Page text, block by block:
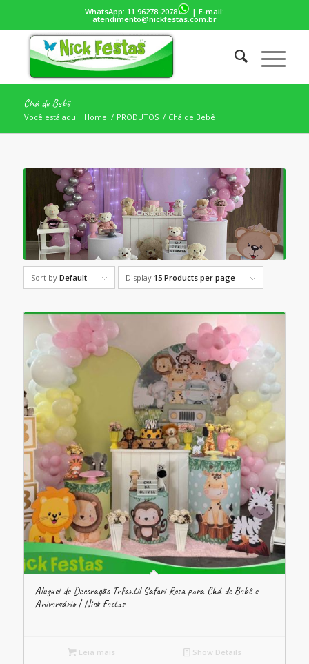
WhatsApp: 11 96278-2078 | E-mail:
atendimento@nickfestas.com.br
Chá de Bebê
Você está aqui: Home / PRODUTOS / Chá de Bebê
Sort by Default Display 15 Products per page
Aluguel de Decoração Infantil Safari Rosa para Chá de Bebê e
Aniversário | Nick Festas
Leia mais Show Details